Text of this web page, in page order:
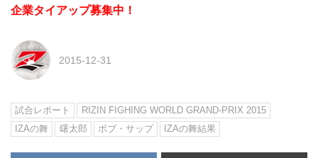
企業タイアップ募集中！
2015-12-31
試合レポート
RIZIN FIGHING WORLD GRAND-PRIX 2015
IZAの舞
曙太郎 ボブ・サップ IZAの舞結果